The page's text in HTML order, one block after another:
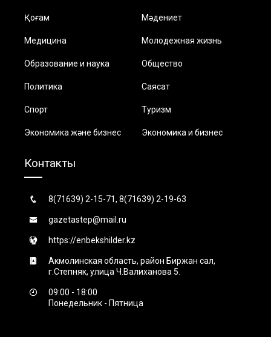
Қоғам Мәдениет
Медицина Молодежная жизнь
Образование и наука Общество
Политика Саясат
Спорт Туризм
Экономика және бизнес Экономика и бизнес
Контакты
8(71639) 2-15-71, 8(71639) 2-19-63
gazetastep@mail.ru
https://enbekshilder.kz
Акмолинская область, район Биржан сал,
г.Степняк, улица Ч.Валиханова 5.
09:00 - 18:00
Понедельник - Пятница